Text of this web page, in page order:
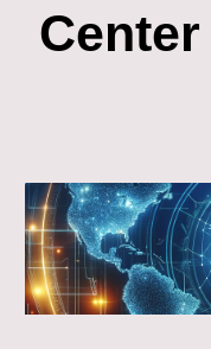
Center